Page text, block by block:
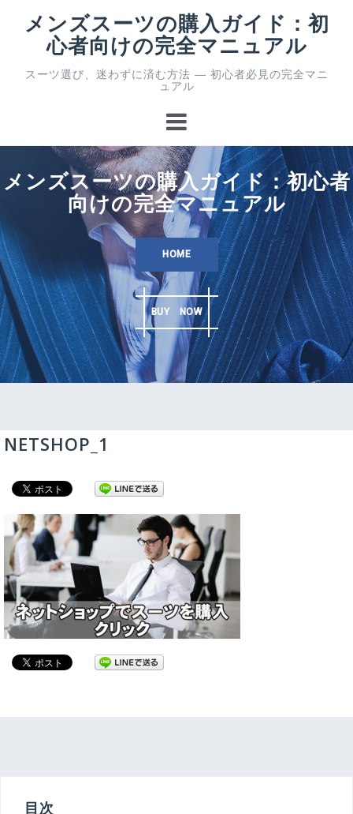
ッ
メンズスーツの購入ガイド：初
心者向けの完全マニュアル
スーツ選び、迷わずに済む方法 ― 初心者必見の完全マニ
ュアル
メンズスーツの購入ガイド：初心者
向けの完全マニュアル
HOME
BUY NOW
NETSHOP_1
目次